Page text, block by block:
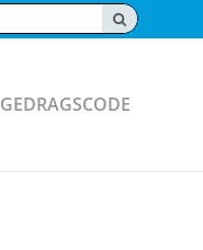
GEDRAGSCODE